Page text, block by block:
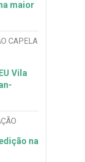
maior
CAPELA
Vila
na